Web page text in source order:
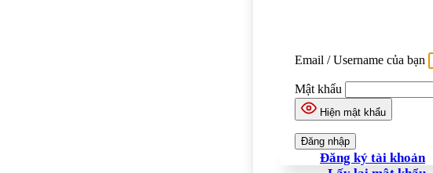
Email / Username của bạn
Mật khẩu
Hiện mật khẩu
Đăng ký tài khoản